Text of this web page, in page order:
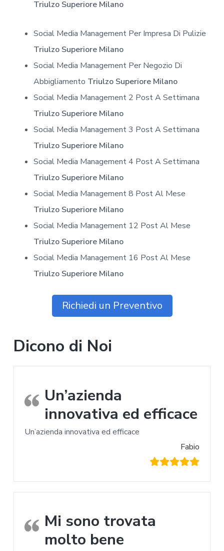
Triulzo Superiore Milano
Social Media Management Per Impresa Di Pulizie
Triulzo Superiore Milano
Social Media Management Per Negozio Di
Abbigliamento Triulzo Superiore Milano
Social Media Management 2 Post A Settimana
Triulzo Superiore Milano
Social Media Management 3 Post A Settimana
Triulzo Superiore Milano
Social Media Management 4 Post A Settimana
Triulzo Superiore Milano
Social Media Management 8 Post Al Mese
Triulzo Superiore Milano
Social Media Management 12 Post Al Mese
Triulzo Superiore Milano
Social Media Management 16 Post Al Mese
Triulzo Superiore Milano
Richiedi un Preventivo
Dicono di Noi
Un’azienda
innovativa ed efficace
Un’azienda innovativa ed efficace
Fabio
Mi sono trovata
molto bene